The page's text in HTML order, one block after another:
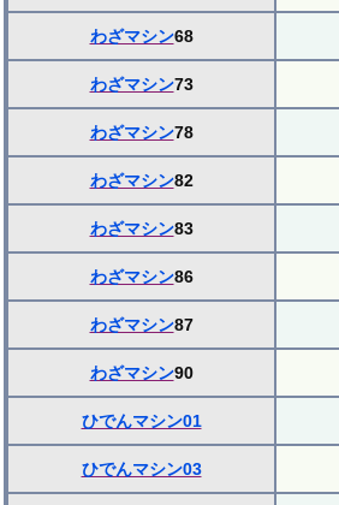
わざマシン68
わざマシン73
わざマシン78
わざマシン82
わざマシン83
わざマシン86
わざマシン87
わざマシン90
ひでんマシン01
ひでんマシン03